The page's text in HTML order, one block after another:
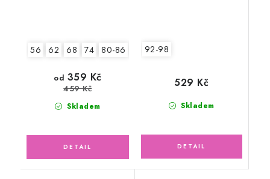
56 62 68 74 80-86 92-98 2.jakost v.56-62
Skladem
od 359 Kč
459 Kč
92-98
Skladem
529 Kč